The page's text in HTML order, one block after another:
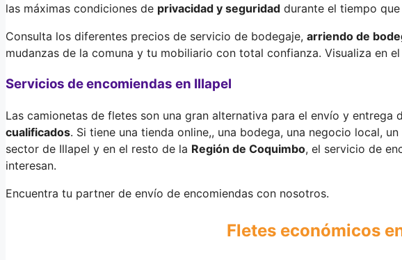
las máximas condiciones de privacidad y seguridad durante el tiempo
Consulta los diferentes precios de servicio de bodegaje, arriendo de
mudanzas de la comuna y tu mobiliario con total confianza. Visualiza en
Servicios de encomiendas en Illapel
Las camionetas de fletes son una gran alternativa para el envío y entrega
cualificados. Si tiene una tienda online,, una bodega, una negocio local,
sector de Illapel y en el resto de la Región de Coquimbo, el servicio de
interesan.
Encuentra tu partner de envío de encomiendas con nosotros.
Fletes económicos